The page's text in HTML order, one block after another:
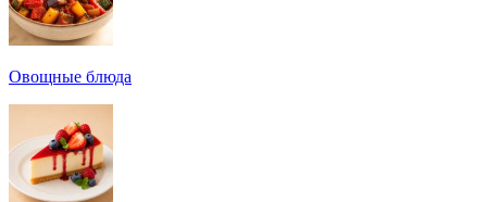
Овощные блюда